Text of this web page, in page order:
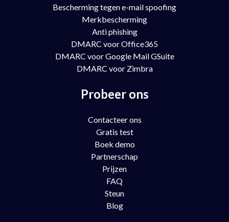
Bescherming tegen e-mail spoofing
Merkbescherming
Anti phishing
DMARC voor Office365
DMARC voor Google Mail GSuite
DMARC voor Zimbra
Probeer ons
Contacteer ons
Gratis test
Boek demo
Partnerschap
Prijzen
FAQ
Steun
Blog